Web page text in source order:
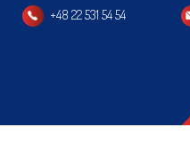
+48 22 531 54 54